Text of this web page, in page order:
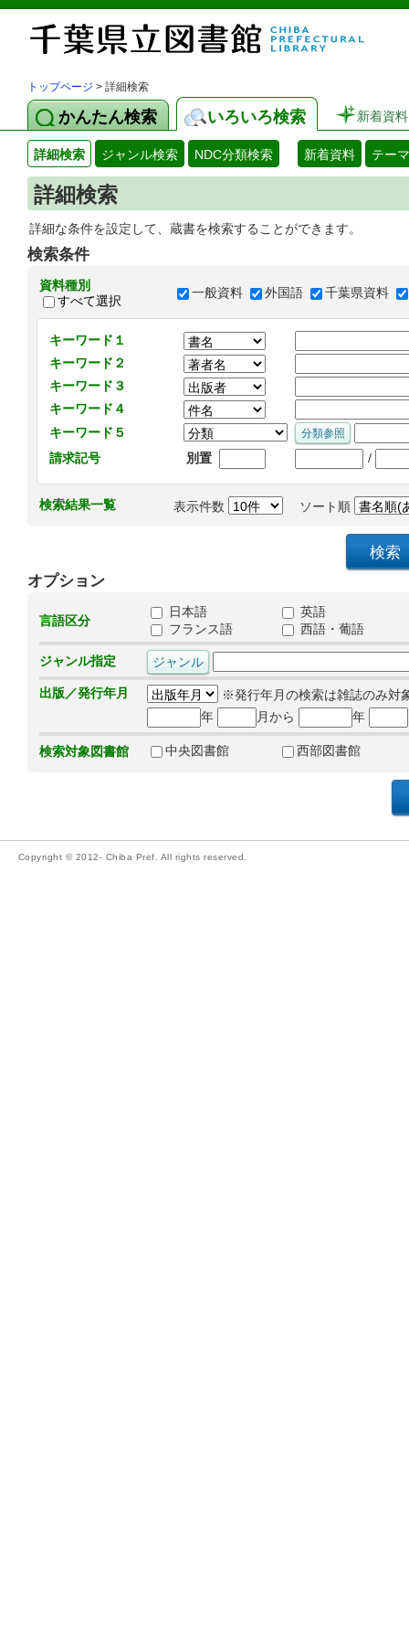
トップページ > 詳細検索
かんたん検索 いろいろ検索 新着資料
詳細検索 ジャンル検索 NDC分類検索 新着資料 テー
詳細検索
詳細な条件を設定して、蔵書を検索することができます。
検索条件
資料種別
すべて選択
一般資料 外国語 千葉県資料
キーワード１
キーワード２
キーワード３
キーワード４
キーワード５
請求記号
別置 /
検索結果一覧 表示件数 ソート順
オプション
言語区分
日本語
英語
フランス語
西語・葡語
ジャンル指定
出版／発行年月
※発行年月の検索は雑誌のみ対
年
月から 年
検索対象図書館 中央図書館 西部図書館
Copyright © 2012- Chiba Pref. All rights reserved.